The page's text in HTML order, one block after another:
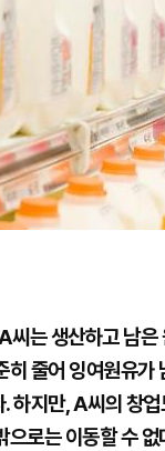
는 생산하고 남
줄어 잉여원유
하지만, A씨의 창
로는 이동할 수